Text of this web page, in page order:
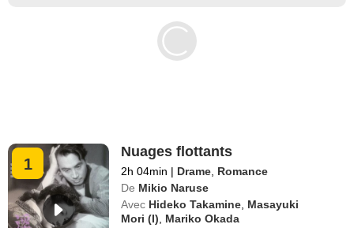
1
Nuages flottants
2h 04min | Drame Romance
De Mikio Naruse
Avec Hideko Takamine Masayuki
Mori (I)
Mariko Okada